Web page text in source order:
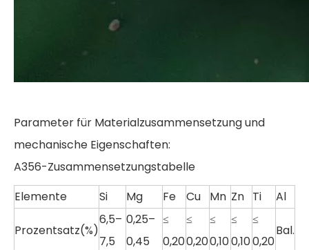
Parameter für Materialzusammensetzung und
mechanische Eigenschaften:
A356-Zusammensetzungstabelle
Elemente
Si Mg Fe Cu Mn Zn Ti Al
Prozentsatz(%)
6,5–
7,5
0,25–
0,45
≤
0,20
≤
0,20
≤
0,10
≤
0,10
≤
0,20
Bal.